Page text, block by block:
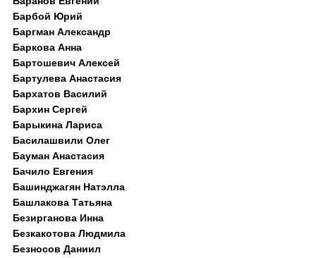
Барбой Юрий
Баргман Александр
Баркова Анна
Бартошевич Алексей
Бартулева Анастасия
Бархатов Василий
Бархин Сергей
Барыкина Лариса
Басилашвили Олег
Бауман Анастасия
Бачило Евгения
Башинджагян Натэлла
Башлакова Татьяна
Безирганова Инна
Безкакотова Людмила
Безносов Даниил